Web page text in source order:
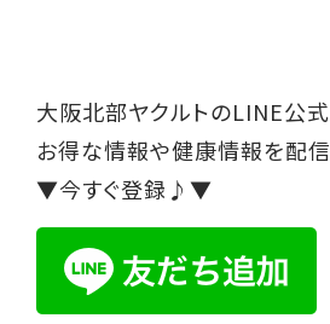
大阪北部ヤクルトのLINE公式
お得な情報や健康情報を配信
▼今すぐ登録♪▼